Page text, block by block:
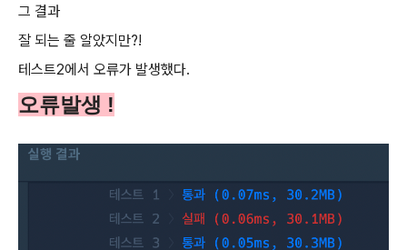
그 결과
잘 되는 줄 알았지만?!
테스트2에서 오류가 발생했다.
오류발생 !